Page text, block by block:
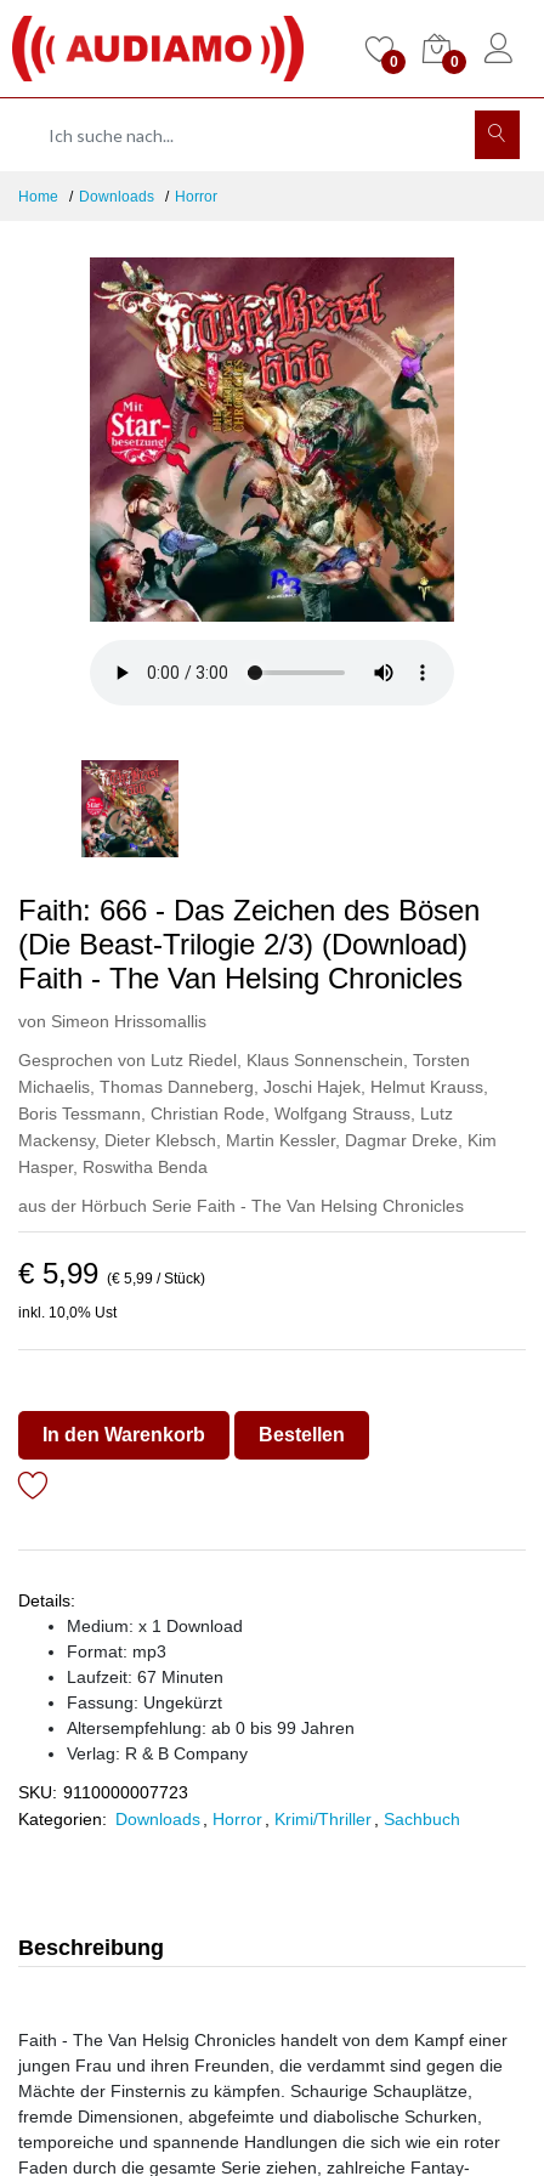
0 0
Home Downloads Horror
Faith: 666 - Das Zeichen des Bösen
(Die Beast-Trilogie 2/3) (Download)
Faith - The Van Helsing Chronicles
von Simeon Hrissomallis
Gesprochen von Lutz Riedel Klaus Sonnenschein Torsten
Michaelis Thomas Danneberg Joschi Hajek Helmut Krauss
Boris Tessmann Christian Rode Wolfgang Strauss Lutz
Mackensy, Dieter Klebsch Martin Kessler, Dagmar Dreke
Kim
Hasper, Roswitha Benda
aus der Hörbuch Serie Faith - The Van Helsing Chronicles
€ 5,99 (€ 5,99 / Stück)
inkl. 10,0% Ust
In den Warenkorb Bestellen
Details:
Medium: x 1 Download
Format: mp3
Laufzeit: 67 Minuten
Fassung: Ungekürzt
Altersempfehlung: ab 0 bis 99 Jahren
Verlag: R & B Company
SKU: 9110000007723
Kategorien: Downloads Horror Krimi/Thriller Sachbuch
Beschreibung
Faith - The Van Helsig Chronicles handelt von dem Kampf einer
jungen Frau und ihren Freunden, die verdammt sind gegen die
Mächte der Finsternis zu kämpfen. Schaurige Schauplätze,
fremde Dimensionen, abgefeimte und diabolische Schurken,
temporeiche und spannende Handlungen die sich wie ein roter
Faden durch die gesamte Serie ziehen, zahlreiche Fantay-